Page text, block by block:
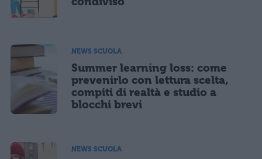
NEWS SCUOLA
Summer learning loss: come
prevenirlo con lettura scelta,
compiti di realtà e studio a
blocchi brevi
NEWS SCUOLA